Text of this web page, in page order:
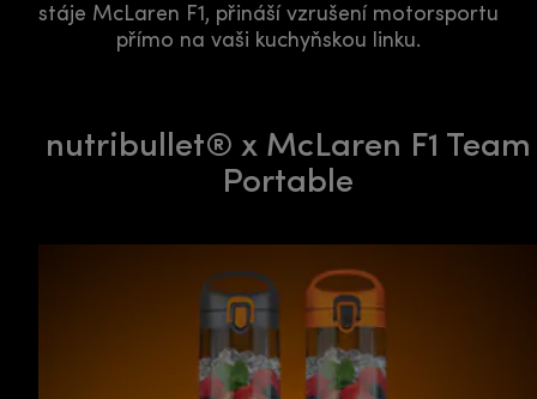
stáje McLaren F1, přináší vzrušení motorsportu
přímo na vaši kuchyňskou linku.
nutribullet® x McLaren F1 Team
Portable